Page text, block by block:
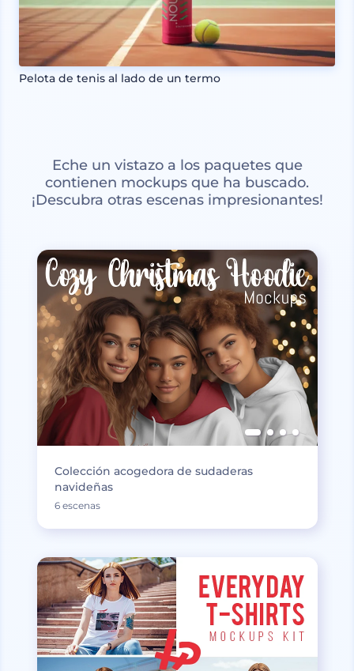
Pelota de tenis al lado de un termo
Eche un vistazo a los paquetes que
contienen mockups que ha buscado.
¡Descubra otras escenas impresionantes!
Colección acogedora de sudaderas
navideñas
6 escenas